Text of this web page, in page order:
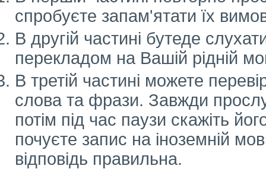
спробуєте запам'ятати їх
В другій частині бутеде
перекладом на Вашій рідній
В третій частині можете
слова та фрази. Завжди
потім під час паузи скажіть
почуєте запис на іноземній
відповідь правильна.